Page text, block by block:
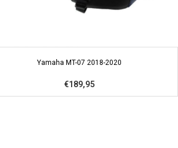
Yamaha MT-07 2018-2020
€189,95